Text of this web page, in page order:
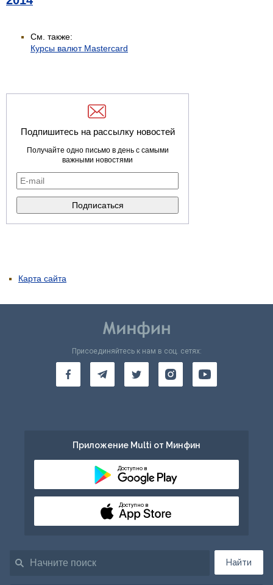
См. также:
Курсы валют Mastercard
Подпишитесь на рассылку новостей
Получайте одно письмо в день с самыми
важными новостями
Карта сайта
Найти
Присоединяйтесь к нам в соц. сетях:
Приложение Multi от Минфин
Доступно в
Доступно в